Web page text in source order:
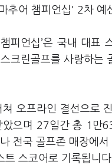
추어 챔피언십' 2차 예
피언십’은 국내 대표
크린골프를 사랑하
오프라인 결선으로
았으며 27일간 총 1만
전국 골프존 매장에
스코어로 기록됩니다.